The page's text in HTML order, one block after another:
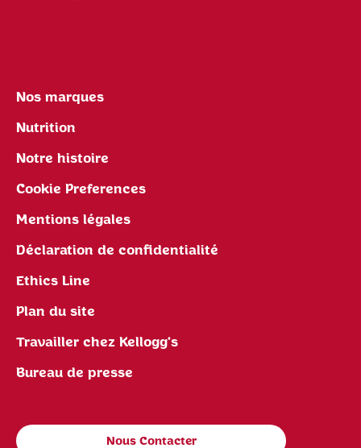
Nos marques
Nutrition
Notre histoire
Cookie Preferences
Mentions légales
Déclaration de confidentialité
Ethics Line
Plan du site
Travailler chez Kellogg's
Bureau de presse
Nous Contacter